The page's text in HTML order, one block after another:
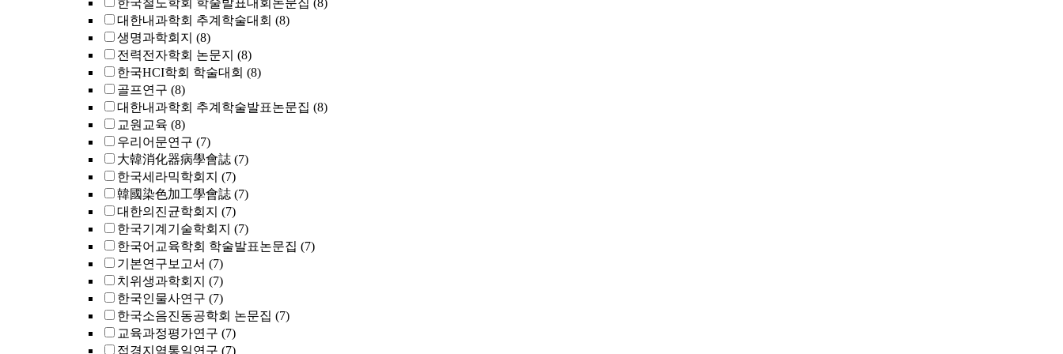
한국철도학회 학술발표대회논문집 (8)
대한내과학회 추계학술대회 (8)
생명과학회지 (8)
전력전자학회 논문지 (8)
한국HCI학회 학술대회 (8)
골프연구 (8)
대한내과학회 추계학술발표논문집 (8)
교원교육 (8)
우리어문연구 (7)
大韓消化器病學會誌 (7)
한국세라믹학회지 (7)
韓國染色加工學會誌 (7)
대한의진균학회지 (7)
한국기계기술학회지 (7)
한국어교육학회 학술발표논문집 (7)
기본연구보고서 (7)
치위생과학회지 (7)
한국인물사연구 (7)
한국소음진동공학회 논문집 (7)
교육과정평가연구 (7)
접경지역통일연구 (7)